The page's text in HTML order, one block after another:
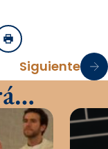
Imprimir
Siguiente